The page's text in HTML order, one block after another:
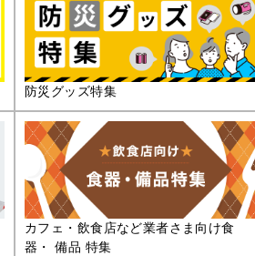
防災グッズ特集
カフェ・飲食店など業者さま向け食
器・ 備品 特集